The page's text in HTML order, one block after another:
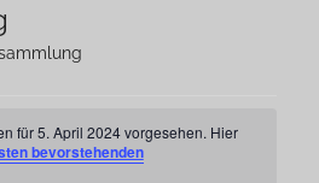
für 5. April 2024 vorgesehen. Hier
bevorstehenden